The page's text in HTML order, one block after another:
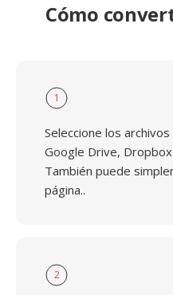
Cómo
1
Seleccione los
Google Drive,
También puede
página..
2